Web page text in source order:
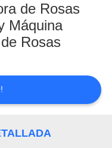
de Rosas
Máquina
Rosas